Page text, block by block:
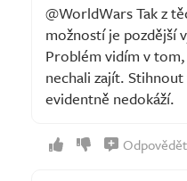
@WorldWars Tak z
možností je pozdější
Problém vidím v
nechali zajít.
evidentně nedokáží.
Odpovědět